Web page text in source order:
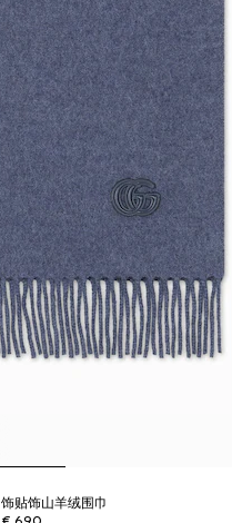
饰贴饰山羊绒围巾